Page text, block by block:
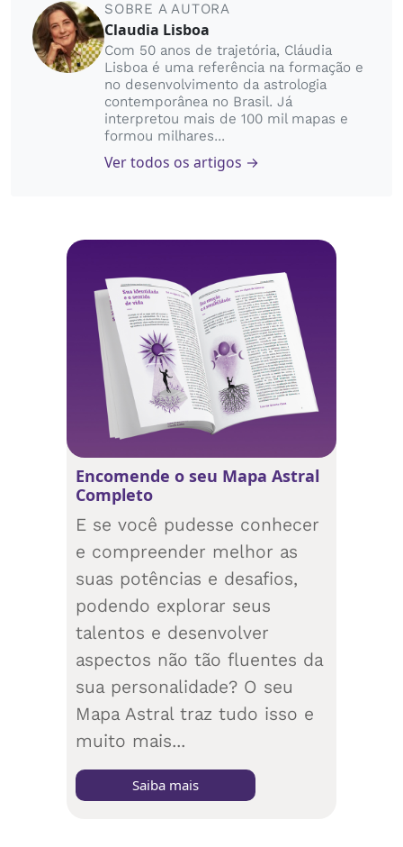
SOBRE A AUTORA
Claudia Lisboa
Com 50 anos de trajetória, Cláudia
Lisboa é uma referência na formação e
no desenvolvimento da astrologia
contemporânea no Brasil. Já
interpretou mais de 100 mil mapas e
formou milhares...
Ver todos os artigos →
Encomende o seu Mapa Astral
Completo
E se você pudesse conhecer
e compreender melhor as
suas potências e desafios,
podendo explorar seus
talentos e desenvolver
aspectos não tão fluentes da
sua personalidade? O seu
Mapa Astral traz tudo isso e
muito mais...
Saiba mais